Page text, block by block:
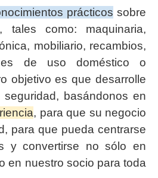
prácticos sobre
tales como: maquinaria,
mobiliario, recambios,
de uso doméstico o
objetivo es que desarrolle
basándonos en
, para que su negocio
para que pueda centrarse
y convertirse no sólo en
en nuestro socio para toda